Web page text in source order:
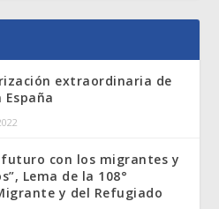
extraordinaria de
con los migrantes y
Lema de la 108°
y del Refugiado